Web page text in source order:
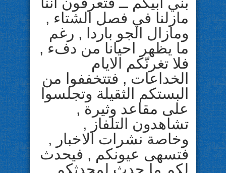
مازلنا في فصل الشتاء ,
ومازال الجو باردا , رغم
ما يظهر احيانا من دفء ,
فلا تغرنّكم الايام
الخداعات , فتتخففوا من
البستكم الثقيلة وتجلسوا
على مقاعد وثيرة ,
تشاهدون التلفاز ,
وخاصة نشرات الاخبار ,
فتسهى عيونكم , فيحدث
لكم ما حدث لمحدثكم